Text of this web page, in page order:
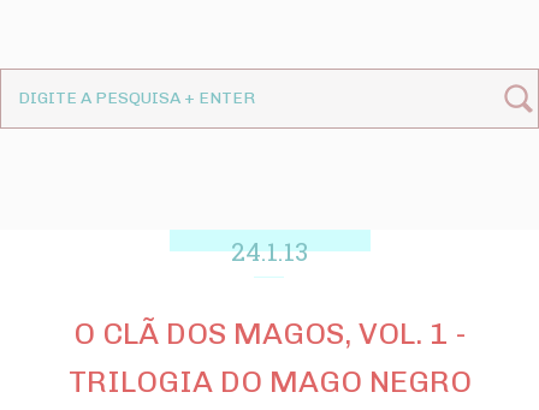
24.1.13
O CLÃ DOS MAGOS, VOL. 1 -
TRILOGIA DO MAGO NEGRO